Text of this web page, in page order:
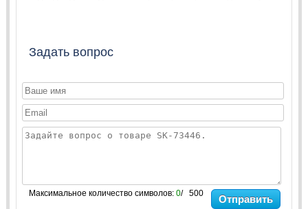
Задать вопрос
Максимальное количество символов: 0/ 500 Отправить